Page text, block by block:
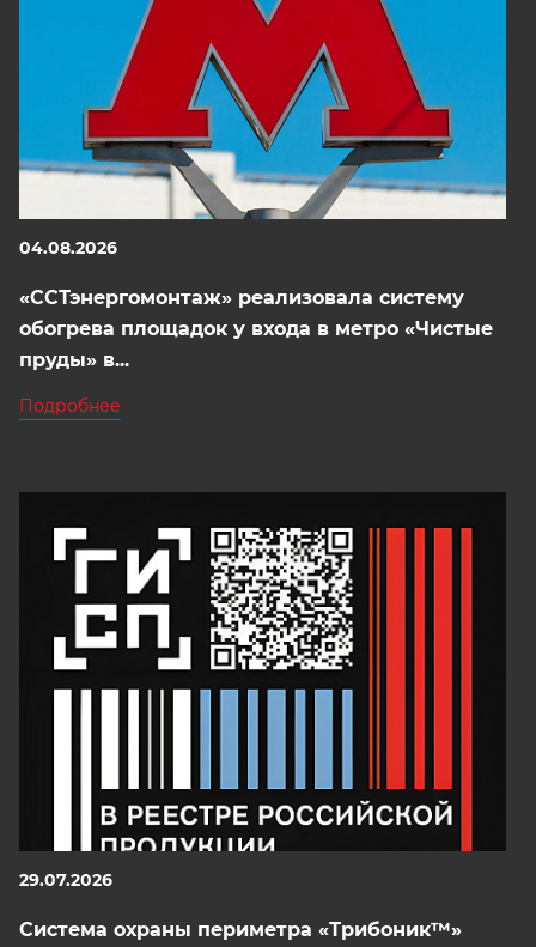
04.08.2026
«ССТэнергомонтаж» реализовала систему
обогрева площадок у входа в метро «Чистые
пруды» в...
Подробнее
29.07.2026
Система охраны периметра «Трибоник™»